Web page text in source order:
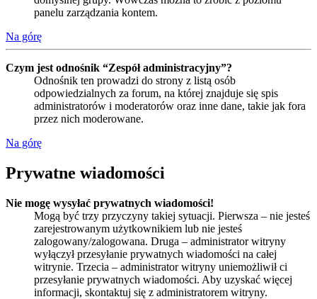
panelu zarządzania kontem.
Na górę
Czym jest odnośnik “Zespół administracyjny”?
Odnośnik ten prowadzi do strony z listą osób
odpowiedzialnych za forum, na której znajduje się spis
administratorów i moderatorów oraz inne dane, takie jak fora
przez nich moderowane.
Na górę
Prywatne wiadomości
Nie mogę wysyłać prywatnych wiadomości!
Mogą być trzy przyczyny takiej sytuacji. Pierwsza – nie jesteś
zarejestrowanym użytkownikiem lub nie jesteś
zalogowany/zalogowana. Druga – administrator witryny
wyłączył przesyłanie prywatnych wiadomości na całej
witrynie. Trzecia – administrator witryny uniemożliwił ci
przesyłanie prywatnych wiadomości. Aby uzyskać więcej
informacji, skontaktuj się z administratorem witryny.